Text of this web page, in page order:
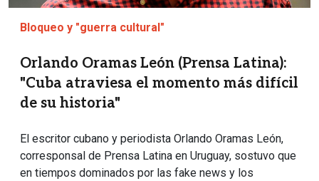
Bloqueo y "guerra cultural"
Orlando Oramas León (Prensa Latina):
"Cuba atraviesa el momento más difícil
de su historia"
El escritor cubano y periodista Orlando Oramas León,
corresponsal de Prensa Latina en Uruguay, sostuvo que
en tiempos dominados por las fake news y los